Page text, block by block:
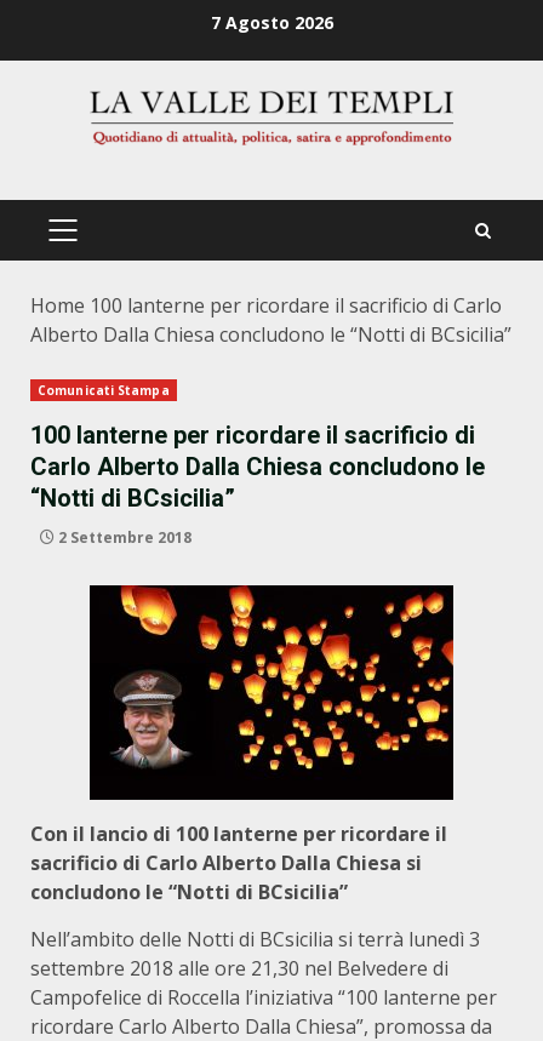
7 Agosto 2026
PRIMÄRES
Home 100 lanterne per ricordare il sacrificio di Carlo
Alberto Dalla Chiesa concludono le “Notti di BCsicilia”
Comunicati Stampa
100 lanterne per ricordare il sacrificio di
Carlo Alberto Dalla Chiesa concludono le
“Notti di BCsicilia”
2 Settembre 2018
Con il lancio di 100 lanterne per ricordare il
sacrificio di Carlo Alberto Dalla Chiesa si
concludono le “Notti di BCsicilia”
Nell’ambito delle Notti di BCsicilia si terrà lunedì 3
settembre 2018 alle ore 21,30 nel Belvedere di
Campofelice di Roccella l’iniziativa “100 lanterne per
ricordare Carlo Alberto Dalla Chiesa”, promossa da